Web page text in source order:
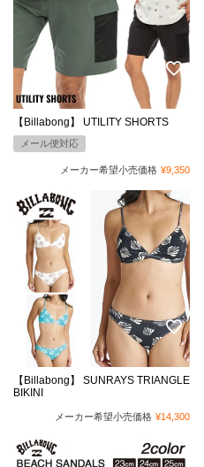
【Billabong】 UTILITY SHORTS
メール便対応
メーカー希望小売価格 ¥9,350
【Billabong】 SUNRAYS TRIANGLE
BIKINI
メーカー希望小売価格 ¥14,300